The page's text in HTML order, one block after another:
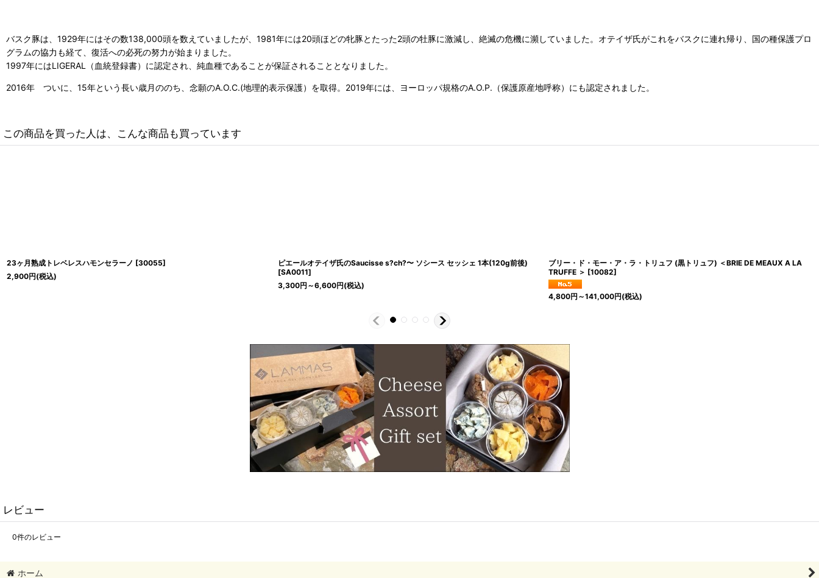
バスク豚は、1929年にはその数138,000頭を数えていましたが、1981年には20頭ほどの牝豚とたった2頭の牡豚に激減し、絶滅の危機に瀕していました。オテイザ氏がこれをバスクに連れ帰り、国の種保護プロ
グラムの協力も経て、復活への必死の努力が始まりました。
1997年にはLIGERAL（血統登録書）に認定され、純血種であることが保証されることとなりました。
2016年 ついに、15年という長い歳月ののち、念願のA.O.C.(地理的表示保護）を取得。2019年には、ヨーロッパ規格のA.O.P.（保護原産地呼称）にも認定されました。
この商品を買った人は、こんな商品も買っています
23ヶ月熟成トレベレスハモンセラーノ [30055]
2,900円(税込)
ピエールオテイザ氏のSaucisse s?ch?〜 ソシース セッシェ 1本(120g前後)
[SA0011]
3,300円 ～6,600円(税込)
ブリー・ド・モー・ア・ラ・トリュフ (黒トリュフ) ＜BRIE DE MEAUX A LA
TRUFFE ＞ [10082]
4,800円 ～141,000円(税込)
レビュー
0件のレビュー
ホーム